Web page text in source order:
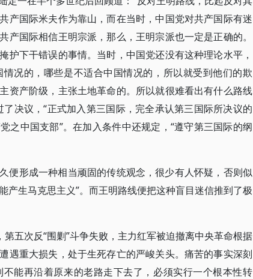
产国际米夫作为靠山，而在当时，中国党对共产国际有迷
国际相信王明宗派，那么，王明宗派也一定是正确的。
护下干错误的事情。当时，中国党还没有这种理论水平，
况的，哪些是不适合中国情况的，所以就受到他们的欺
资产阶级，主张土地革命的。所以就很难看出有什么路线
决议，“正式加入第三国际，完全承认第三国际所决议的
之中国支部”。在加入条件中还规定，“遵守第三国际的纲
便形成一种相当顽固的传统观念，很少有人怀疑，否则似
产生马克思主义”。而王明路线便把这种盲目迷信推到了极
五次反“围剿”斗争失败，主力红军被迫撤离中央革命根据
遇重大损失，处于生死存亡的严峻关头。痛苦的事实深刻
能再沿着原来的老路走下去了，必须实行一个根本性转